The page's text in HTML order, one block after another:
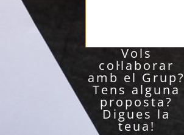
Vols
col·laborar
amb el Grup?
Tens alguna
proposta?
Digues la
teua!